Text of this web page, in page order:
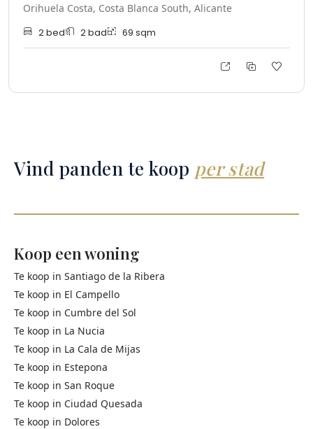
Orihuela Costa, Costa Blanca South, Alicante
2bed 2bad 69 sqm
Vind panden te koop per stad
Koop een woning
Te koop in Santiago de la Ribera
Te koop in El Campello
Te koop in Cumbre del Sol
Te koop in La Nucia
Te koop in La Cala de Mijas
Te koop in Estepona
Te koop in San Roque
Te koop in Ciudad Quesada
Te koop in Dolores